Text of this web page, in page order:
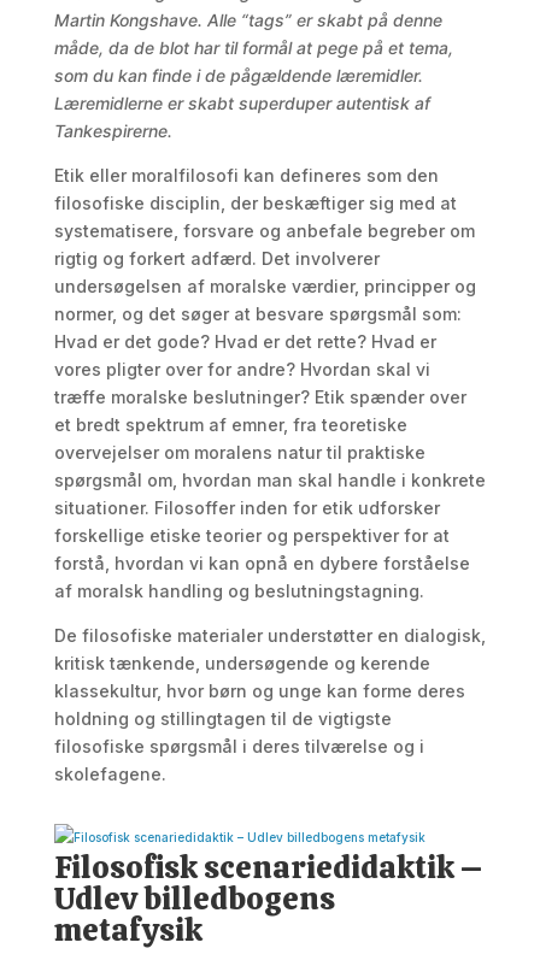
Martin Kongshave. Alle “tags” er skabt på denne
måde, da de blot har til formål at pege på et tema,
som du kan finde i de pågældende læremidler.
Læremidlerne er skabt superduper autentisk af
Tankespirerne.
Etik eller moralfilosofi kan defineres som den
filosofiske disciplin, der beskæftiger sig med at
systematisere, forsvare og anbefale begreber om
rigtig og forkert adfærd. Det involverer
undersøgelsen af moralske værdier, principper og
normer, og det søger at besvare spørgsmål som:
Hvad er det gode? Hvad er det rette? Hvad er
vores pligter over for andre? Hvordan skal vi
træffe moralske beslutninger? Etik spænder over
et bredt spektrum af emner, fra teoretiske
overvejelser om moralens natur til praktiske
spørgsmål om, hvordan man skal handle i konkrete
situationer. Filosoffer inden for etik udforsker
forskellige etiske teorier og perspektiver for at
forstå, hvordan vi kan opnå en dybere forståelse
af moralsk handling og beslutningstagning.
De filosofiske materialer understøtter en dialogisk,
kritisk tænkende, undersøgende og kerende
klassekultur, hvor børn og unge kan forme deres
holdning og stillingtagen til de vigtigste
filosofiske spørgsmål i deres tilværelse og i
skolefagene.
Filosofisk scenariedidaktik –
Udlev billedbogens
metafysik